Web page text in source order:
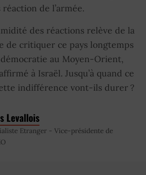
de l’armée.
des réactions relève de la
de critiquer ce pays longtemps
au Moyen-Orient,
à Israël. Jusqu’à quand ce
indifférence vont-ils durer ?
Levallois
Etranger - Vice-présidente de